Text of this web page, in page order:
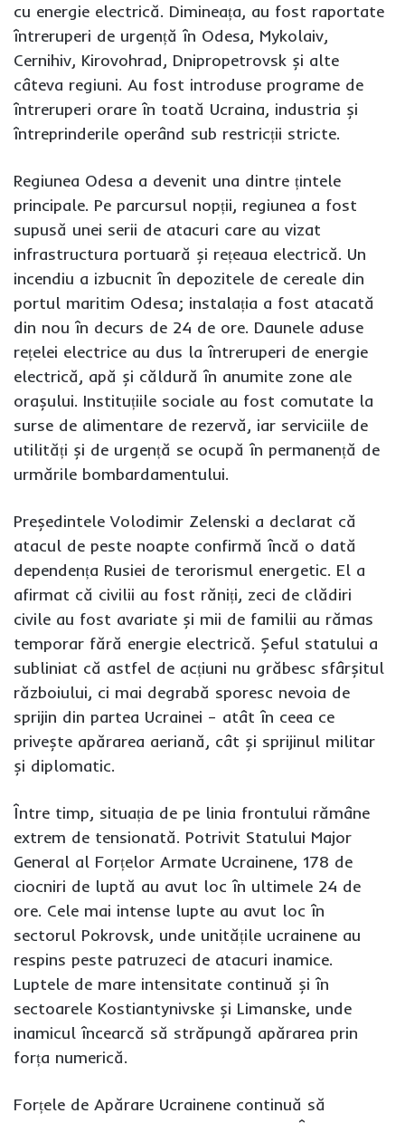
cu energie electrică. Dimineața, au fost raportate
întreruperi de urgență în Odesa, Mykolaiv,
Cernihiv, Kirovohrad, Dnipropetrovsk și alte
câteva regiuni. Au fost introduse programe de
întreruperi orare în toată Ucraina, industria și
întreprinderile operând sub restricții stricte.
Regiunea Odesa a devenit una dintre țintele
principale. Pe parcursul nopții, regiunea a fost
supusă unei serii de atacuri care au vizat
infrastructura portuară și rețeaua electrică. Un
incendiu a izbucnit în depozitele de cereale din
portul maritim Odesa; instalația a fost atacată
din nou în decurs de 24 de ore. Daunele aduse
rețelei electrice au dus la întreruperi de energie
electrică, apă și căldură în anumite zone ale
orașului. Instituțiile sociale au fost comutate la
surse de alimentare de rezervă, iar serviciile de
utilități și de urgență se ocupă în permanență de
urmările bombardamentului.
Președintele Volodimir Zelenski a declarat că
atacul de peste noapte confirmă încă o dată
dependența Rusiei de terorismul energetic. El a
afirmat că civilii au fost răniți, zeci de clădiri
civile au fost avariate și mii de familii au rămas
temporar fără energie electrică. Șeful statului a
subliniat că astfel de acțiuni nu grăbesc sfârșitul
războiului, ci mai degrabă sporesc nevoia de
sprijin din partea Ucrainei – atât în ​​ceea ce
privește apărarea aeriană, cât și sprijinul militar
și diplomatic.
Între timp, situația de pe linia frontului rămâne
extrem de tensionată. Potrivit Statului Major
General al Forțelor Armate Ucrainene, 178 de
ciocniri de luptă au avut loc în ultimele 24 de
ore. Cele mai intense lupte au avut loc în
sectorul Pokrovsk, unde unitățile ucrainene au
respins peste patruzeci de atacuri inamice.
Luptele de mare intensitate continuă și în
sectoarele Kostiantynivske și Limanske, unde
inamicul încearcă să străpungă apărarea prin
forța numerică.
Forțele de Apărare Ucrainene continuă să